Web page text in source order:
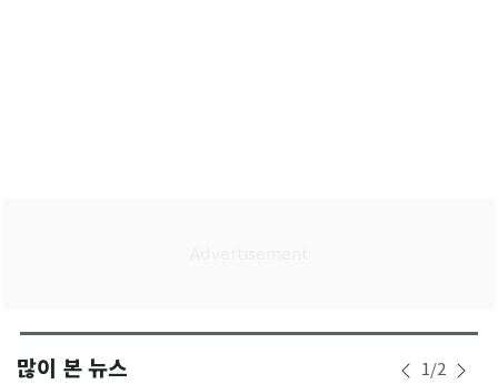
많이 본 뉴스 1/2